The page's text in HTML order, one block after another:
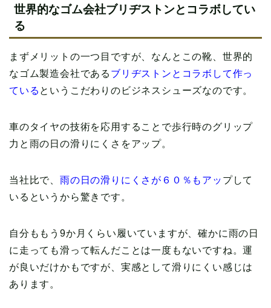
世界的なゴム会社ブリヂストンとコラボしてい
る
まずメリットの一つ目ですが、なんとこの靴、世界的
なゴム製造会社である ブリヂストンとコラボして作っ
ている というこだわりのビジネスシューズなのです。
車のタイヤの技術を応用することで歩行時のグリップ
力と雨の日の滑りにくさをアップ。
当社比で、 雨の日の滑りにくさが６０％もアッ プして
いるというから驚きです。
自分ももう9か月くらい履いていますが、確かに雨の日
に走っても滑って転んだことは一度もないですね。運
が良いだけかもですが、実感として滑りにくい感じは
あります。